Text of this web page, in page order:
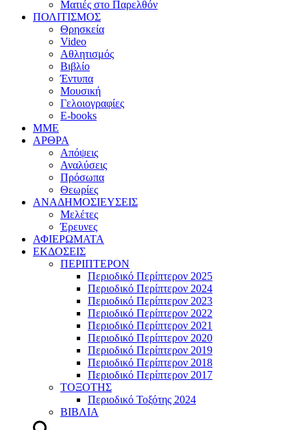
Ματιές στο Παρελθόν
ΠΟΛΙΤΙΣΜΟΣ
Θρησκεία
Video
Αθλητισμός
Βιβλίο
Έντυπα
Μουσική
Γελοιογραφίες
E-books
MME
ΑΡΘΡΑ
Απόψεις
Αναλύσεις
Πρόσωπα
Θεωρίες
ΑΝΑΔΗΜΟΣΙΕΥΣΕΙΣ
Μελέτες
Έρευνες
ΑΦΙΕΡΩΜΑΤΑ
ΕΚΔΟΣΕΙΣ
ΠΕΡΙΠΤΕΡΟΝ
Περιοδικό Περίπτερον 2025
Περιοδικό Περίπτερον 2024
Περιοδικό Περίπτερον 2023
Περιοδικό Περίπτερον 2022
Περιοδικό Περίπτερον 2021
Περιοδικό Περίπτερον 2020
Περιοδικό Περίπτερον 2019
Περιοδικό Περίπτερον 2018
Περιοδικό Περίπτερον 2017
ΤΟΞΟΤΗΣ
Περιοδικό Τοξότης 2024
ΒΙΒΛΙΑ